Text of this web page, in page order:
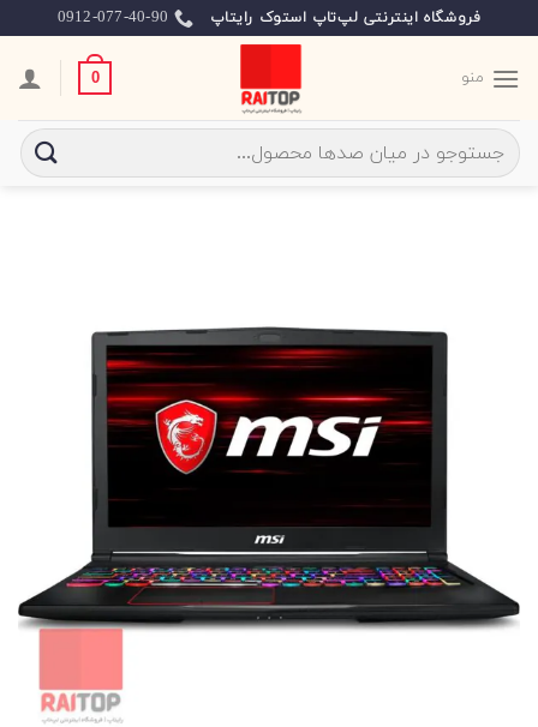
to
content
فروشگاه اینترنتی لپ‌تاپ استوک رایتاپ 0912-077-40-90
منو 0
جستجو
برای: